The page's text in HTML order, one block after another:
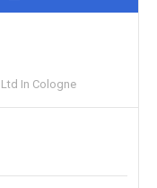
In Cologne